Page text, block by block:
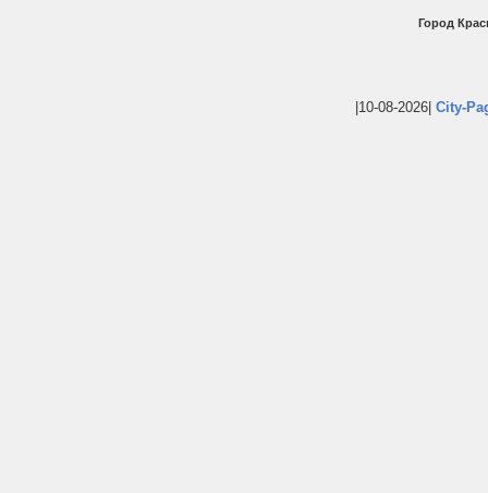
Город
|10-08-2026| City-